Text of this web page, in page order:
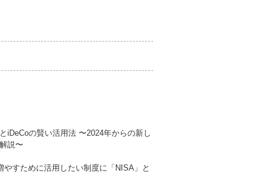
iDeCoの賢い活用法 〜2024年からの新し
説〜
やすために活用したい制度に「NISA」と